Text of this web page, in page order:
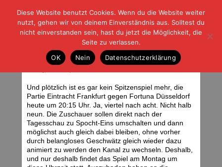
| | |BLOG-GFußball und der Rest
HOME|REGELN|IMPRESSUM |DATENSCHUTZ
15.08.11 Eintracht Frankfurt – Fortuna
Düsseldorf
Und plötzlich ist es gar kein Spitzenspiel mehr, die
Partie Eintracht Frankfurt gegen Fortuna Düsseldorf
heute um 20:15 Uhr. Ja, viertel nach acht. Nicht halb
neun. Die Zuschauer sollen direkt nach der
Tagesschau zu Spocht-Eins umschalten und dann
möglichst auch gleich dabei bleiben, ohne vorher
durch belangloses Geschwätz gleich wieder dazu
animiert zu werden den Kanal zu wechseln. Deshalb,
und nur deshalb findet das Spiel am Montag um
Diese Website benutzt Cookies. Wenn du die Website weiter
nutzt, gehen wir von deinem Einverständnis aus. Solltest du
nicht einverstanden sein, hast du jetzt die Möglichkeit, die
Seite zu verlassen.
OK
Nein Datenschutzerklärung